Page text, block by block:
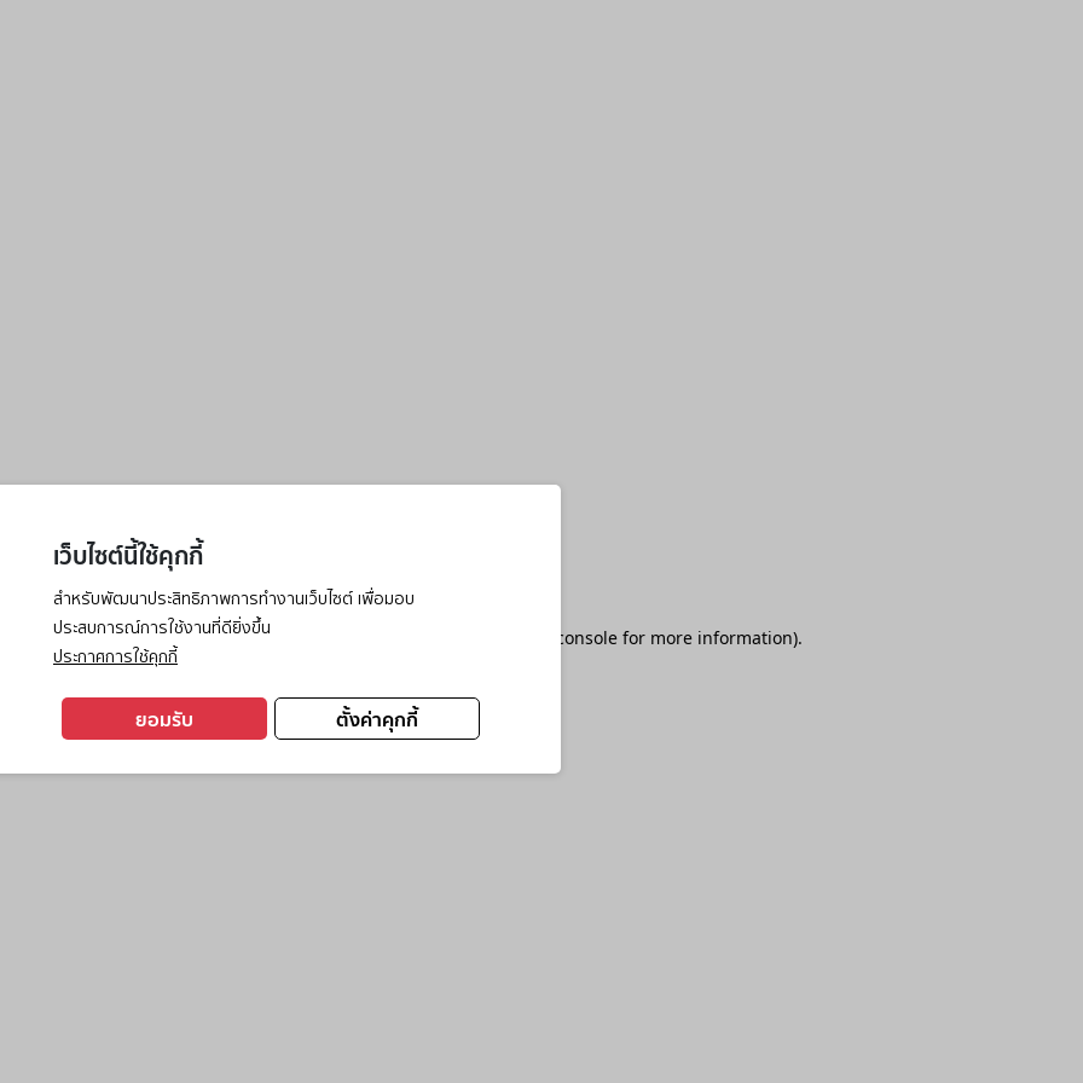
เว็บไซต์นี้ใช้คุกกี้
สำหรับพัฒนาประสิทธิภาพการทำงานเว็บไซต์ เพื่อมอบ
ประสบการณ์การใช้งานที่ดียิ่งขึ้น
ประกาศการใช้คุกกี้
ตั้งค่าคุกกี้
ยอมรับ
has occurred while loading browser console for more information).